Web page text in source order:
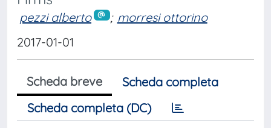
pezzi alberto ; morresi ottorino
2017-01-01
Scheda breve
Scheda completa
Scheda completa (DC)